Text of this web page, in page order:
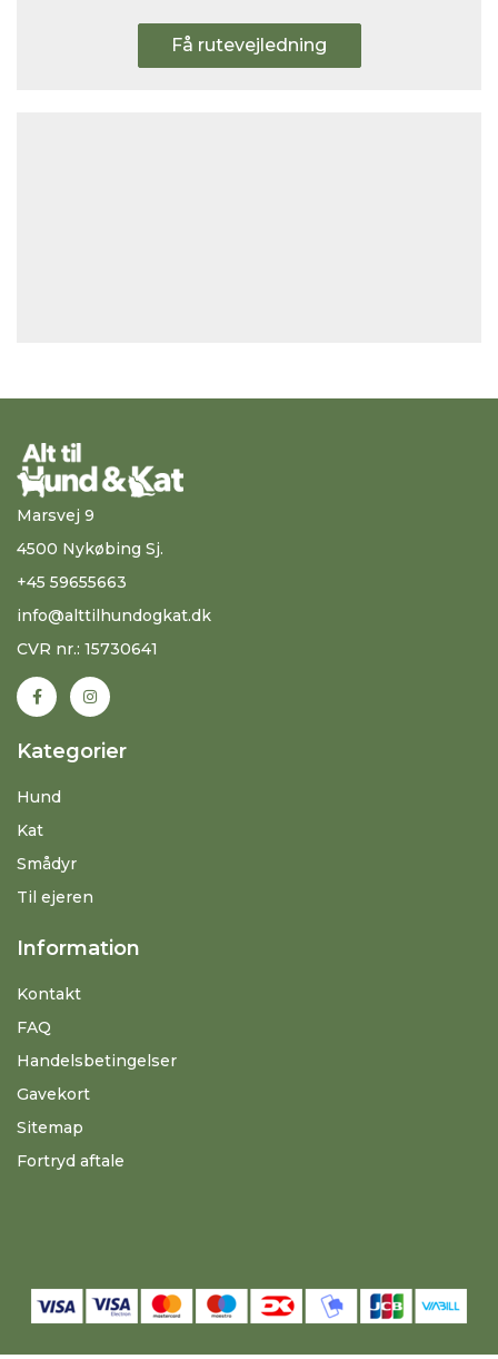
Få rutevejledning
Marsvej 9
4500 Nykøbing Sj.
+45 59655663
info@alttilhundogkat.dk
CVR nr.: 15730641
Kategorier
Hund
Kat
Smådyr
Til ejeren
Information
Kontakt
FAQ
Handelsbetingelser
Gavekort
Sitemap
Fortryd aftale